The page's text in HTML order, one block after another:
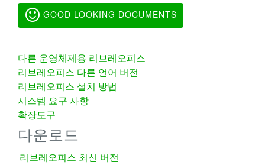
GOOD LOOKING DOCUMENTS
다른 운영체제용 리브레오피스
리브레오피스 다른 언어 버전
리브레오피스 설치 방법
시스템 요구 사항
확장도구
다운로드
리브레오피스 최신 버전